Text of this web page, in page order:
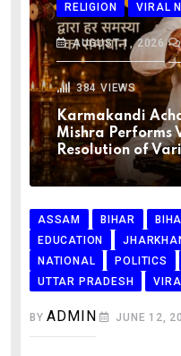
RELIGION
VIRAL
AUGUST 1, 2026
384 VIEWS
Karmakandi
Mishra Performs
Resolution of
ASSAM BIHAR
EDUCATION
NATIONAL
POLITICS
UTTAR PRADESH
BYADMIN JUNE 12,